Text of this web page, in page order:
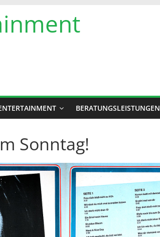
BERATUNGSLEISTUNGEN
Sonntag!